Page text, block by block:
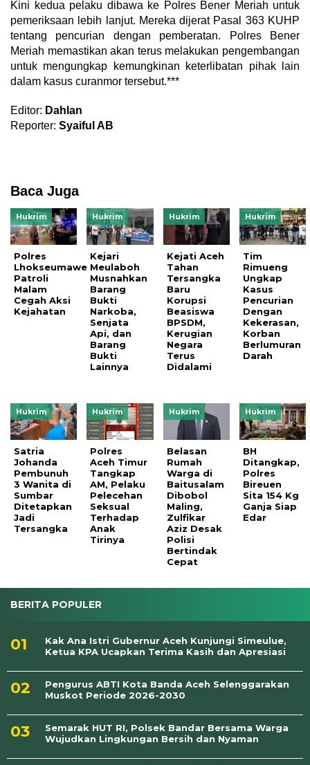
Kini kedua pelaku dibawa ke Polres Bener Meriah untuk
pemeriksaan lebih lanjut. Mereka dijerat Pasal 363 KUHP
tentang pencurian dengan pemberatan. Polres Bener
Meriah memastikan akan terus melakukan pengembangan
untuk mengungkap kemungkinan keterlibatan pihak lain
dalam kasus curanmor tersebut.***
Editor: Dahlan
Reporter: Syaiful AB
Baca Juga
Hukrim
Polres
Lhokseumawe
Patroli
Malam
Cegah Aksi
Kejahatan
Hukrim
Kejari
Meulaboh
Musnahkan
Barang
Bukti
Narkoba,
Senjata
Api, dan
Barang
Bukti
Lainnya
Hukrim
Kejati Aceh
Tahan
Tersangka
Baru
Korupsi
Beasiswa
BPSDM,
Kerugian
Negara
Terus
Didalami
Hukrim
Tim
Rimueng
Ungkap
Kasus
Pencurian
Dengan
Kekerasan,
Korban
Berlumuran
Darah
Hukrim
Satria
Johanda
Pembunuh
3 Wanita di
Sumbar
Ditetapkan
Jadi
Tersangka
Hukrim
Polres
Aceh Timur
Tangkap
AM, Pelaku
Pelecehan
Seksual
Terhadap
Anak
Tirinya
Hukrim
Belasan
Rumah
Warga di
Baitusalam
Dibobol
Maling,
Zulfikar
Aziz Desak
Polisi
Bertindak
Cepat
Hukrim
BH
Ditangkap,
Polres
Bireuen
Sita 154 Kg
Ganja Siap
Edar
BERITA POPULER
Kak Ana Istri Gubernur Aceh Kunjungi Simeulue,
Ketua KPA Ucapkan Terima Kasih dan Apresiasi
Pengurus ABTI Kota Banda Aceh Selenggarakan
Muskot Periode 2026-2030
Semarak HUT RI, Polsek Bandar Bersama Warga
Wujudkan Lingkungan Bersih dan Nyaman